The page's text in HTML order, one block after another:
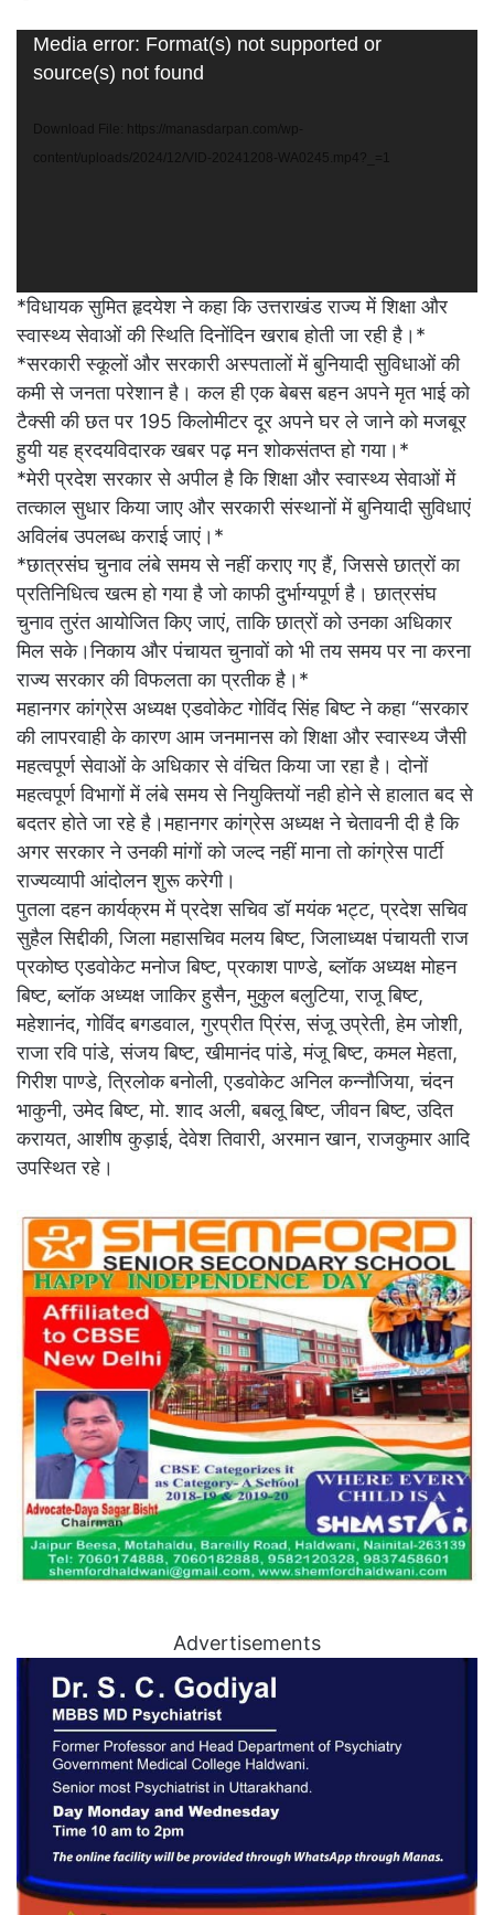
Video
Player
Media error: Format(s) not supported or
source(s) not found
Download File: https://manasdarpan.com/wp-
content/uploads/2024/12/VID-20241208-WA0245.mp4?_=1
*विधायक सुमित हृदयेश ने कहा कि उत्तराखंड राज्य में शिक्षा और
स्वास्थ्य सेवाओं की स्थिति दिनोंदिन खराब होती जा रही है।*
*सरकारी स्कूलों और सरकारी अस्पतालों में बुनियादी सुविधाओं की
कमी से जनता परेशान है। कल ही एक बेबस बहन अपने मृत भाई को
टैक्सी की छत पर 195 किलोमीटर दूर अपने घर ले जाने को मजबूर
हुयी यह ह्रदयविदारक खबर पढ़ मन शोकसंतप्त हो गया।*
*मेरी प्रदेश सरकार से अपील है कि शिक्षा और स्वास्थ्य सेवाओं में
तत्काल सुधार किया जाए और सरकारी संस्थानों में बुनियादी सुविधाएं
अविलंब उपलब्ध कराई जाएं।*
*छात्रसंघ चुनाव लंबे समय से नहीं कराए गए हैं, जिससे छात्रों का
प्रतिनिधित्व खत्म हो गया है जो काफी दुर्भाग्यपूर्ण है। छात्रसंघ
चुनाव तुरंत आयोजित किए जाएं, ताकि छात्रों को उनका अधिकार
मिल सके।निकाय और पंचायत चुनावों को भी तय समय पर ना करना
राज्य सरकार की विफलता का प्रतीक है।*
महानगर कांग्रेस अध्यक्ष एडवोकेट गोविंद सिंह बिष्ट ने कहा “सरकार
की लापरवाही के कारण आम जनमानस को शिक्षा और स्वास्थ्य जैसी
महत्वपूर्ण सेवाओं के अधिकार से वंचित किया जा रहा है। दोनों
महत्वपूर्ण विभागों में लंबे समय से नियुक्तियों नही होने से हालात बद से
बदतर होते जा रहे है।महानगर कांग्रेस अध्यक्ष ने चेतावनी दी है कि
अगर सरकार ने उनकी मांगों को जल्द नहीं माना तो कांग्रेस पार्टी
राज्यव्यापी आंदोलन शुरू करेगी।
पुतला दहन कार्यक्रम में प्रदेश सचिव डॉ मयंक भट्ट, प्रदेश सचिव
सुहैल सिद्दीकी, जिला महासचिव मलय बिष्ट, जिलाध्यक्ष पंचायती राज
प्रकोष्ठ एडवोकेट मनोज बिष्ट, प्रकाश पाण्डे, ब्लॉक अध्यक्ष मोहन
बिष्ट, ब्लॉक अध्यक्ष जाकिर हुसैन, मुकुल बलुटिया, राजू बिष्ट,
महेशानंद, गोविंद बगडवाल, गुरप्रीत प्रिंस, संजू उप्रेती, हेम जोशी,
राजा रवि पांडे, संजय बिष्ट, खीमानंद पांडे, मंजू बिष्ट, कमल मेहता,
गिरीश पाण्डे, त्रिलोक बनोली, एडवोकेट अनिल कन्नौजिया, चंदन
भाकुनी, उमेद बिष्ट, मो. शाद अली, बबलू बिष्ट, जीवन बिष्ट, उदित
करायत, आशीष कुड़ाई, देवेश तिवारी, अरमान खान, राजकुमार आदि
उपस्थित रहे।
Advertisements